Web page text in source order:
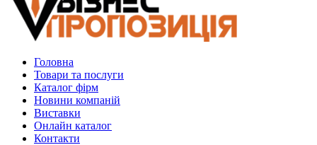
Головна
Товари та послуги
Каталог фірм
Новини компаній
Виставки
Онлайн каталог
Контакти